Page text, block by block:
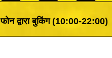
फोन द्वारा बुकिंग (10:00-22:00)